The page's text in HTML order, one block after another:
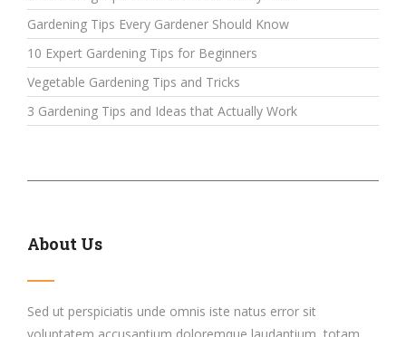
Gardening Tips Every Gardener Should Know
10 Expert Gardening Tips for Beginners
Vegetable Gardening Tips and Tricks
3 Gardening Tips and Ideas that Actually Work
About Us
Sed ut perspiciatis unde omnis iste natus error sit